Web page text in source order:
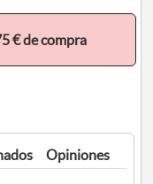
€ de compra
Opiniones